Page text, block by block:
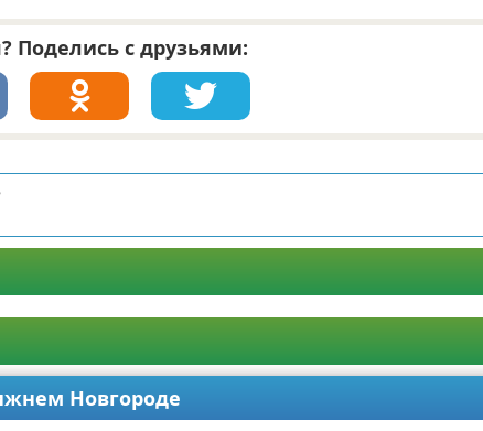
Поделись с друзьями:
Новгороде